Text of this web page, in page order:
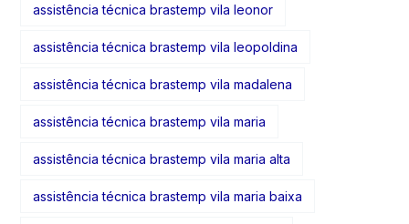
assistência técnica brastemp vila leonor
assistência técnica brastemp vila leopoldina
assistência técnica brastemp vila madalena
assistência técnica brastemp vila maria
assistência técnica brastemp vila maria alta
assistência técnica brastemp vila maria baixa